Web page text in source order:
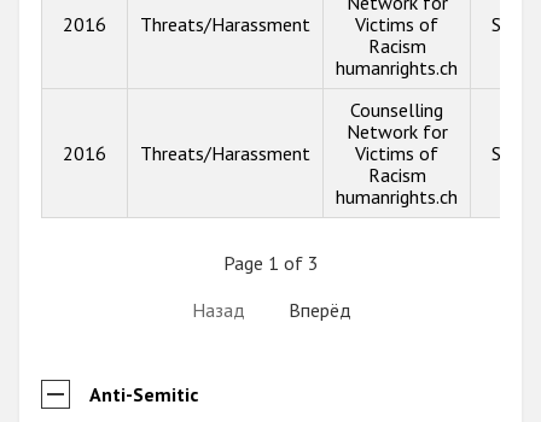
2016 Threats/Harassment
Victims of
Racism
humanrights.ch
2016 Threats/Harassment
Counselling
Network for
Victims of
Racism
humanrights.ch
Page 1 of 3
Назад
Вперёд
Anti-Semitic